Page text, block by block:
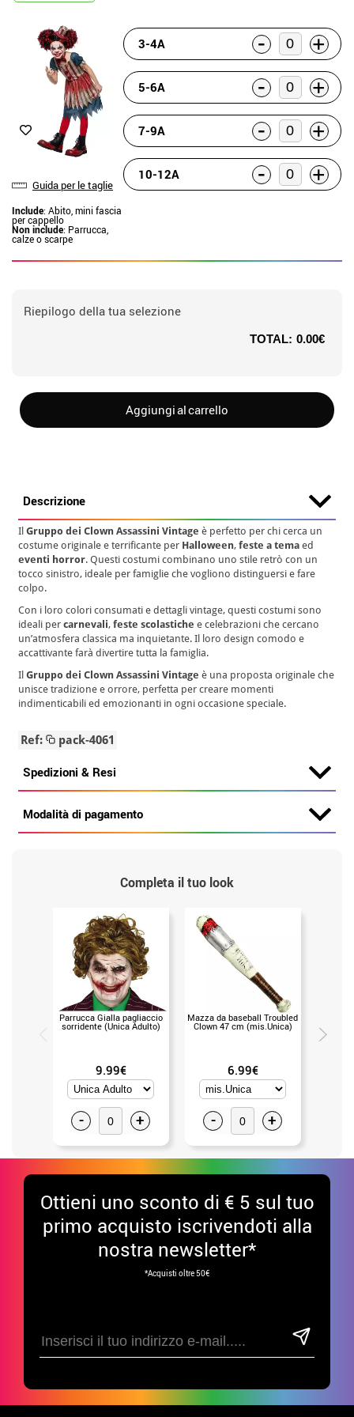
Guida per le taglie
Include: Abito, mini fascia
per cappello
Non include: Parrucca,
calze o scarpe
3-4A - +
5-6A - +
7-9A - +
10-12A - +
Riepilogo della tua selezione
TOTAL: 0.00€
Aggiungi al carrello
Descrizione
IlGruppo dei Clown Assassini Vintage è perfetto per chi cerca un
costume originale e terrificante per Halloween,feste a tema ed
eventi horror. Questi costumi combinano uno stile retrò con un
tocco sinistro, ideale per famiglie che vogliono distinguersi e fare
colpo.
Con i loro colori consumati e dettagli vintage, questi costumi sono
ideali percarnevali,feste scolastiche e celebrazioni che cercano
un’atmosfera classica ma inquietante. Il loro design comodo e
accattivante farà divertire tutta la famiglia.
IlGruppo dei Clown Assassini Vintage è una proposta originale che
unisce tradizione e orrore, perfetta per creare momenti
indimenticabili ed emozionanti in ogni occasione speciale.
Ref: pack-4061
Spedizioni & Resi
Modalità di pagamento
Completa il tuo look
Parrucca Gialla pagliaccio
sorridente (Unica Adulto)
9.99€
- +
Mazza da baseball Troubled
Clown 47 cm (mis.Unica)
6.99€
- +
Ottieni uno sconto di € 5 sul tuo
primo acquisto iscrivendoti alla
nostra newsletter*
*Acquisti oltre 50€